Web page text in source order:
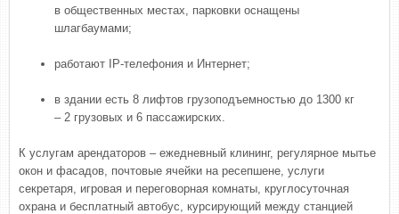
в общественных местах, парковки оснащены
шлагбаумами;
работают IP-телефония и Интернет;
в здании есть 8 лифтов грузоподъемностью до 1300 кг
– 2 грузовых и 6 пассажирских.
К услугам арендаторов – ежедневный клининг, регулярное мытье
окон и фасадов, почтовые ячейки на ресепшене, услуги
секретаря, игровая и переговорная комнаты, круглосуточная
охрана и бесплатный автобус, курсирующий между станцией